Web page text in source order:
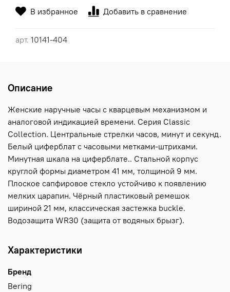
В избранное Добавить в сравнение
арт. 10141-404
Описание
Женские наручные часы с кварцевым механизмом и
аналоговой индикацией времени. Серия Classic
Collection. Центральные стрелки часов, минут и секунд.
Белый циферблат с часовыми метками-штрихами.
Минутная шкала на циферблате.. Стальной корпус
круглой формы диаметром 41 мм, толщиной 9 мм.
Плоское сапфировое стекло устойчиво к появлению
мелких царапин. Чёрный пластиковый ремешок
шириной 21 мм, классическая застежка buckle.
Водозащита WR30 (защита от водяных брызг).
Характеристики
Бренд
Bering